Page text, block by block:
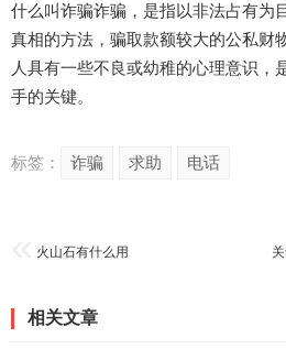
什么叫诈骗诈骗，是指以非法占有为
真相的方法，骗取款额较大的公私财
人具有一些不良或幼稚的心理意识，
手的关键。
标签： 诈骗 求助 电话
火山石有什么用
相关文章